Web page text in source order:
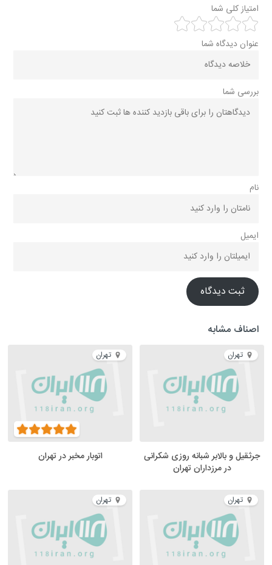
امتیاز کلی شما
عنوان دیدگاه شما
بررسی شما
نام
ایمیل
ثبت دیدگاه
اصناف مشابه
تهران
جرثقیل و بالابر شبانه روزی شکرانی
در مرزداران تهران
تهران
اتوبار مخبر در تهران
تهران تهران